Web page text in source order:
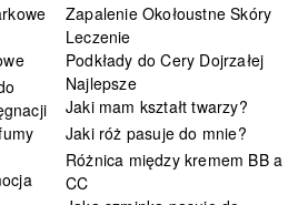
Zapalenie Okołoustne Skóry
Leczenie
Podkłady do Cery Dojrzałej
Najlepsze
Jaki mam kształt twarzy?
Jaki róż pasuje do mnie?
Różnica między kremem BB a
CC